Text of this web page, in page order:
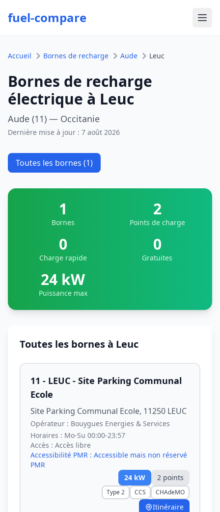
fuel-compare
Accueil Bornes de recharge Aude Leuc
Bornes de recharge
électrique à Leuc
Aude (11) — Occitanie
Dernière mise à jour : 7 août 2026
Toutes les bornes (1)
1
Bornes
2
Points de charge
0
Charge rapide
0
Gratuites
24 kW
Puissance max
Toutes les bornes à Leuc
11 - LEUC - Site Parking Communal
Ecole
Site Parking Communal Ecole, 11250 LEUC
Opérateur : Bouygues Energies & Services
Horaires : Mo-Su 00:00-23:57
Accès : Accès libre
Accessibilité PMR : Accessible mais non réservé
PMR
24 kW 2 points
Type 2 CCS CHAdeMO
Itinéraire